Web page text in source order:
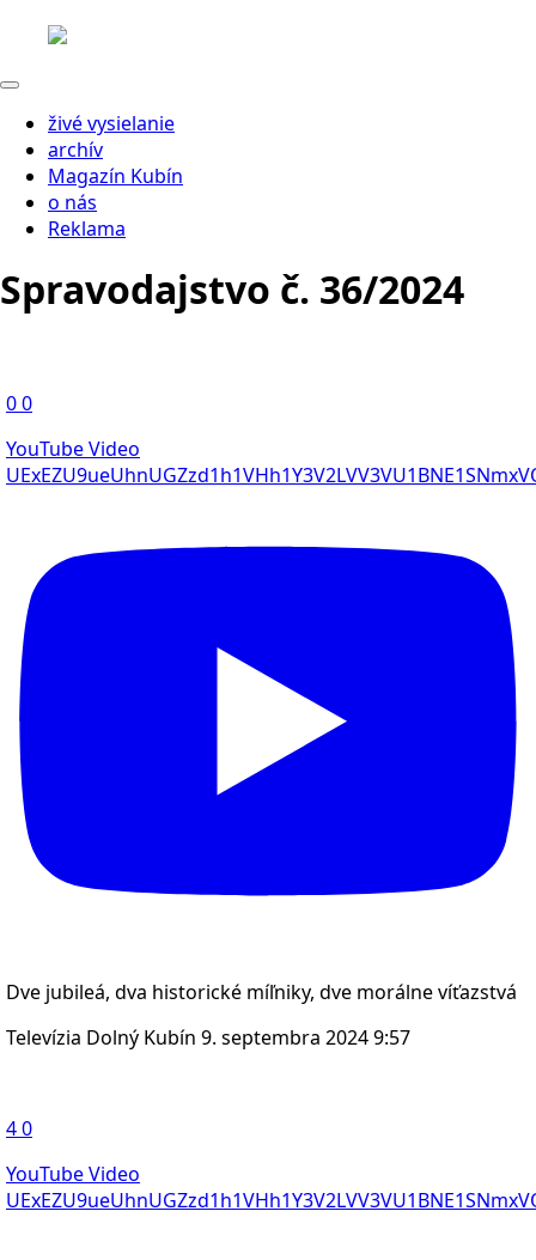
živé vysielanie
archív
Magazín Kubín
o nás
Reklama
Spravodajstvo č. 36/2024
00
YouTube Video
Dve jubileá, dva historické míľniky, dve morálne víťazstvá
Televízia Dolný Kubín 9. septembra 2024 9:57
40
YouTube Video